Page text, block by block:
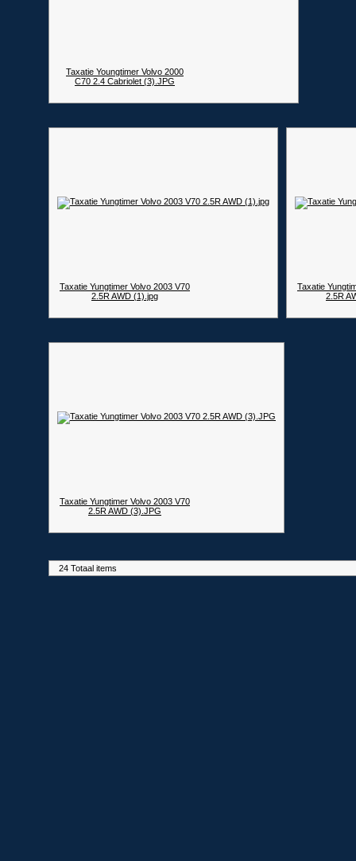
Taxatie Youngtimer Volvo 2000
C70 2.4 Cabriolet (3).JPG
Taxatie Yungtimer Volvo 2003 V70
2.5R AWD (1).jpg
Taxatie
2.5R
Taxatie Yungtimer Volvo 2003 V70
2.5R AWD (3).JPG
24 Totaal items